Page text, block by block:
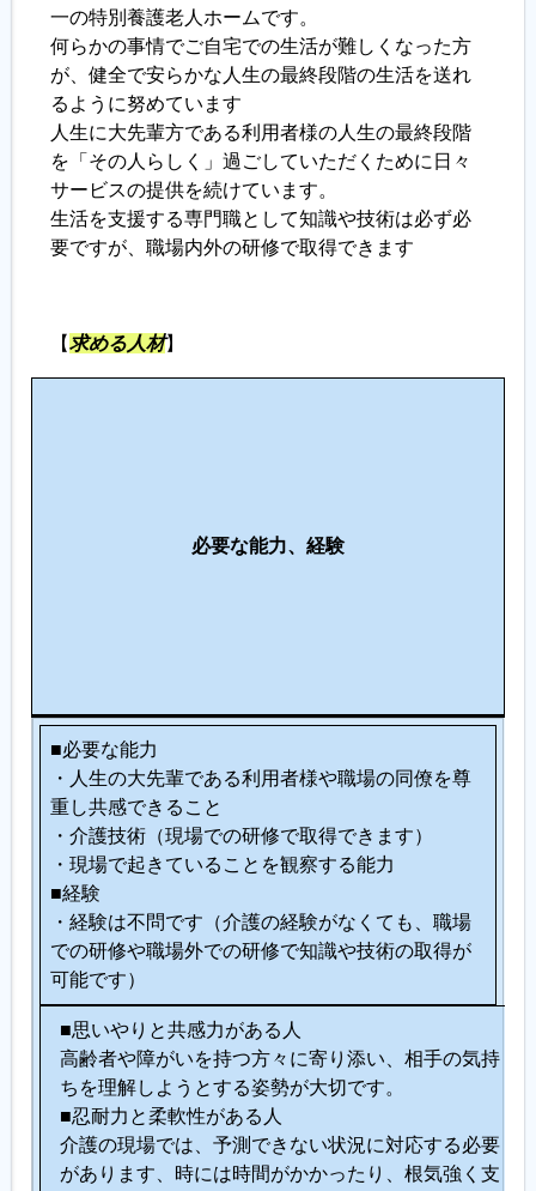
一の特別養護老人ホームです。
何らかの事情でご自宅での生活が難しくなった方
が、健全で安らかな人生の最終段階の生活を送れ
るように努めています
人生に大先輩方である利用者様の人生の最終段階
を「その人らしく」過ごしていただくために日々
サービスの提供を続けています。
生活を支援する専門職として知識や技術は必ず必
要ですが、職場内外の研修で取得できます
【求める人材】
必要な能力、経験
■必要な能力
・人生の大先輩である利用者様や職場の同僚を尊
重し共感できること
・介護技術（現場での研修で取得できます）
・現場で起きていることを観察する能力
■経験
・経験は不問です（介護の経験がなくても、職場
での研修や職場外での研修で知識や技術の取得が
可能です）
■思いやりと共感力がある人
高齢者や障がいを持つ方々に寄り添い、相手の気持
ちを理解しようとする姿勢が大切です。
■忍耐力と柔軟性がある人
介護の現場では、予測できない状況に対応する必要
があります、時には時間がかかったり、根気強く支